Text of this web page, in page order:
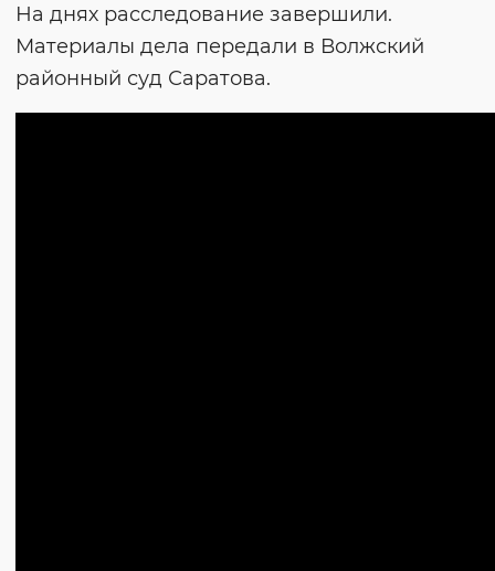
На днях расследование завершили.
Материалы дела передали в Волжский
районный суд Саратова.